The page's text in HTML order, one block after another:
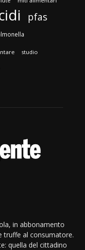
pfas
studio
in abbonamento
truffe al consumatore.
quella del cittadino